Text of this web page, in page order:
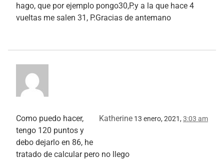
hago, que por ejemplo pongo30,P.y a la que hace 4
vueltas me salen 31, P.Gracias de antemano
Katherine 13 enero, 2021, 3:03 am
Como puedo hacer,
tengo 120 puntos y
debo dejarlo en 86, he
tratado de calcular pero no llego